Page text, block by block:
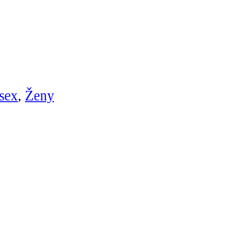
, Ženy